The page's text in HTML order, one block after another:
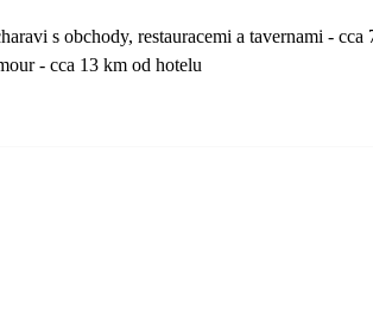
s obchody, restauracemi a tavernami - cca
- cca 13 km od hotelu